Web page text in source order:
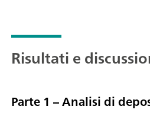
Risultati e
Parte 1 – Analisi di